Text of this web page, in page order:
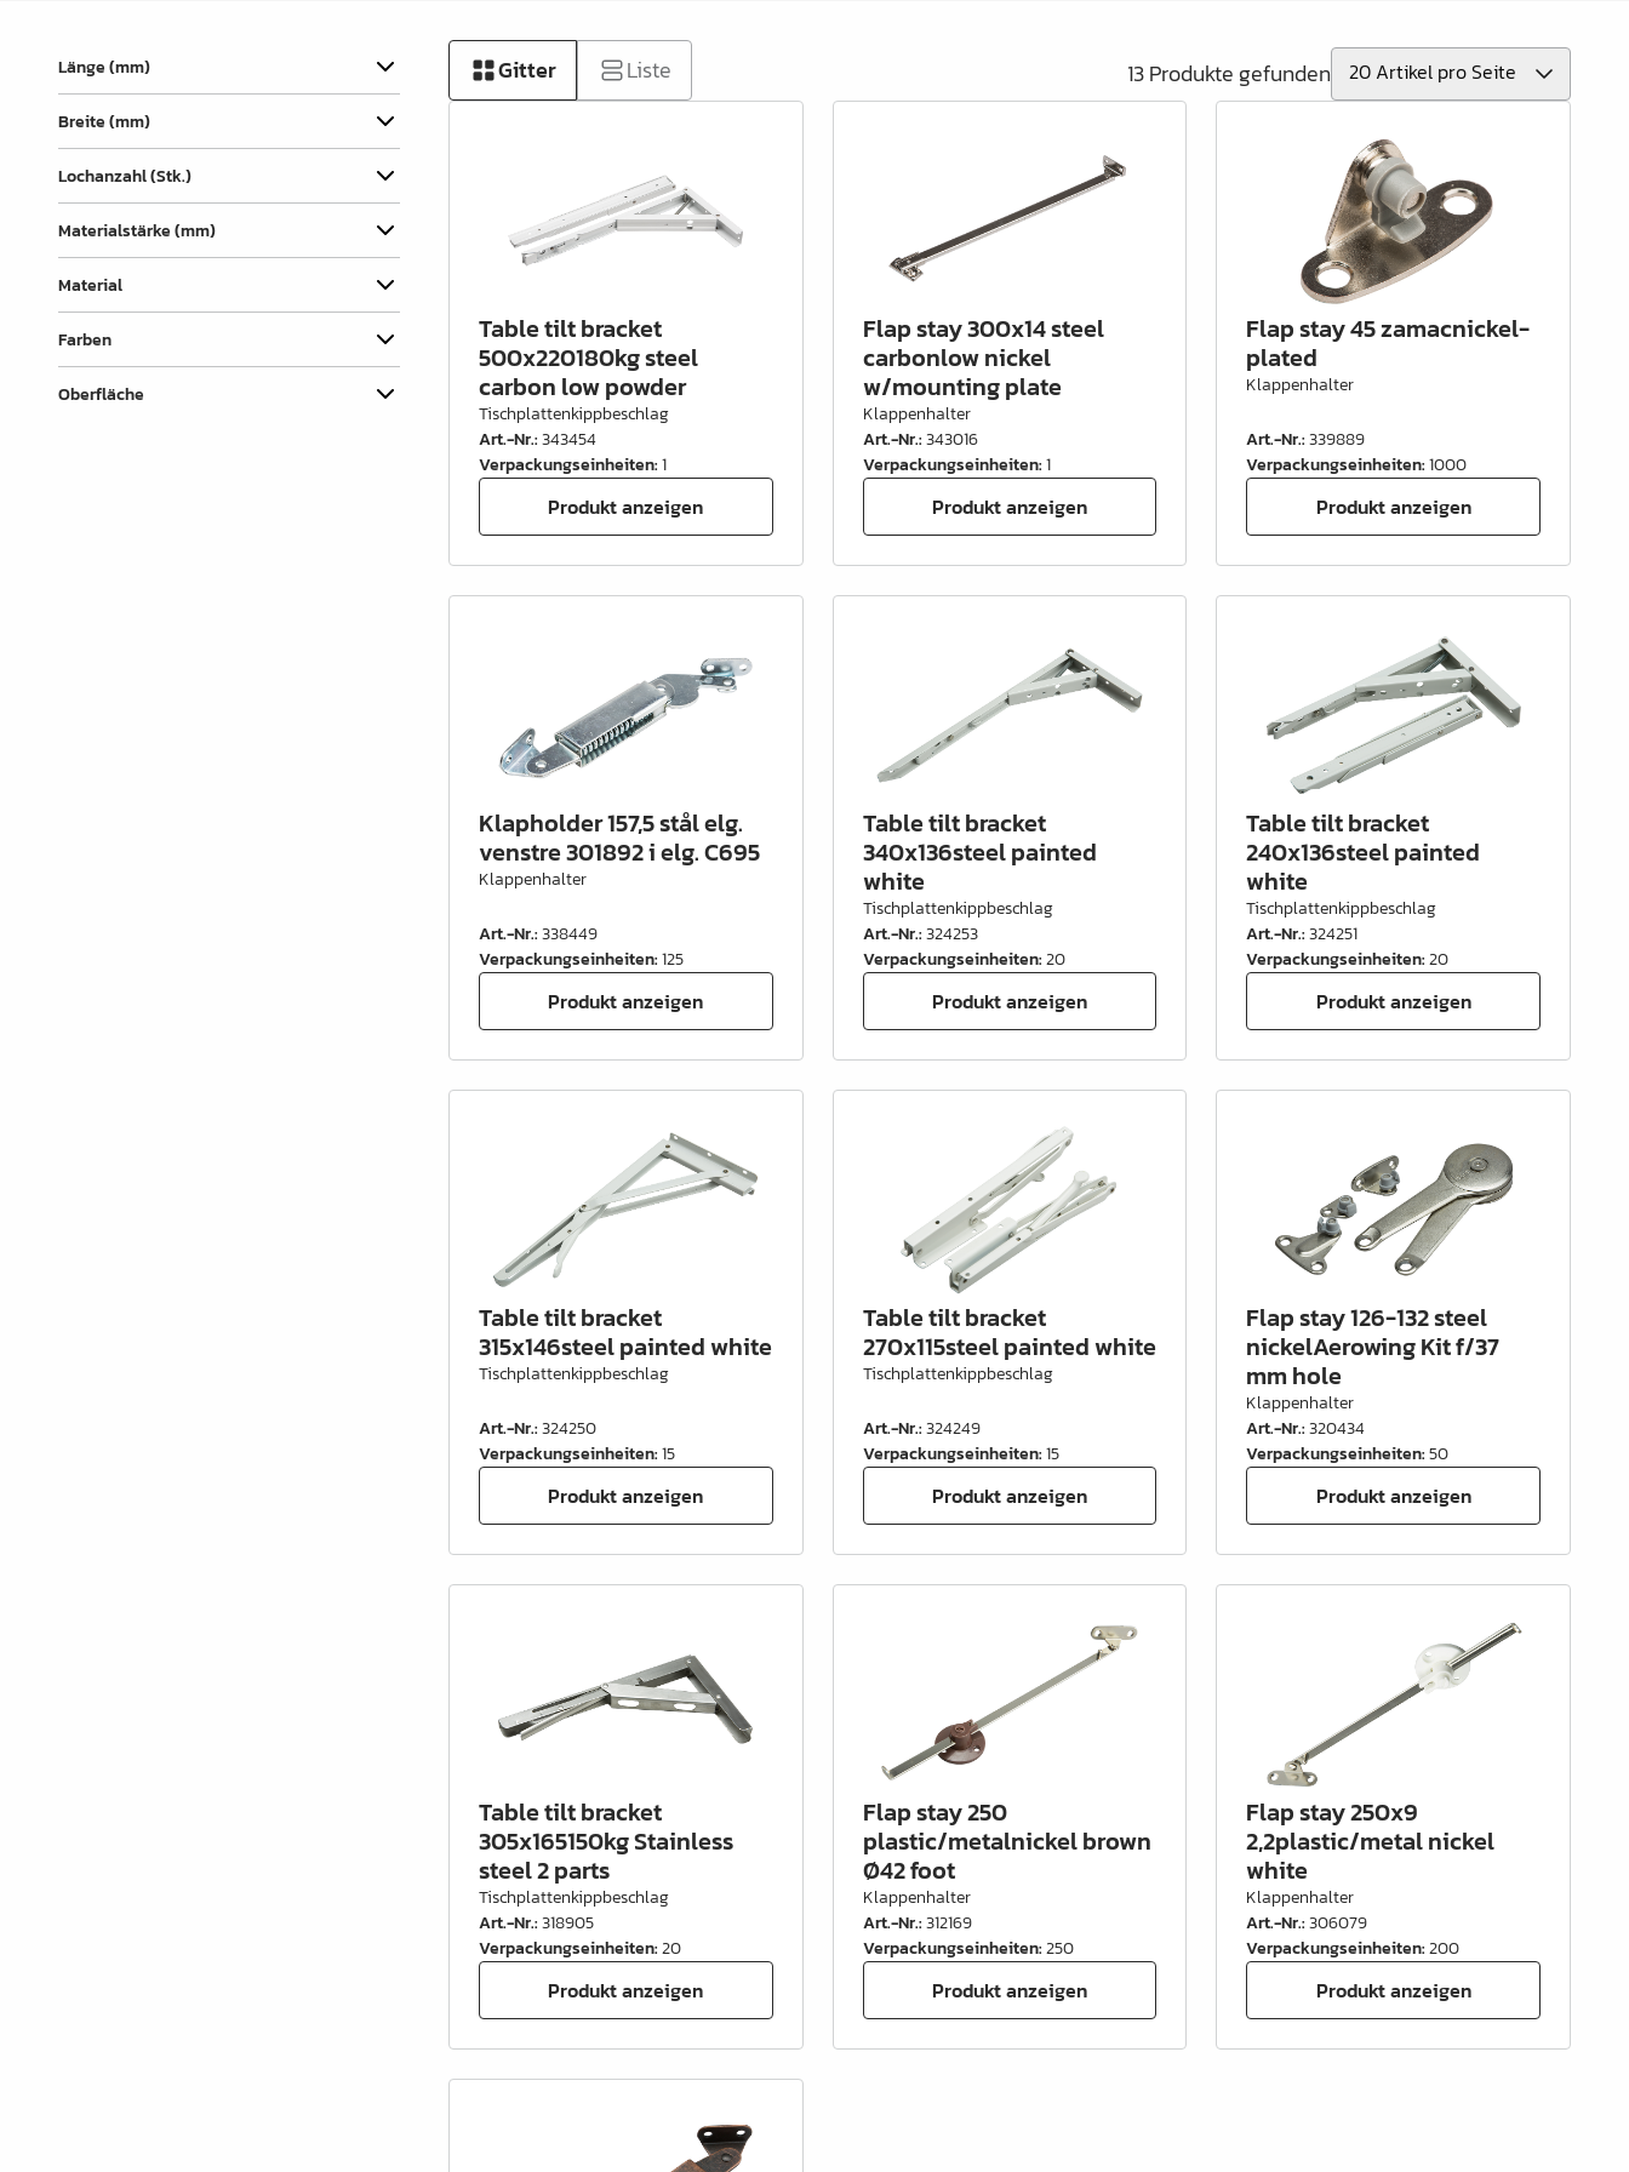
Auszüge &
Schubkastenteile
Scharniere & Türbeschläge
Beine, Füsse &
Untergestelle
Filz, Gleitnägel & Anschläge
Drahtware
Länge (mm)
Breite (mm)
Lochanzahl (Stk.)
Materialstärke (mm)
Material
Farben
Oberfläche
Liste
Gitter 13 Produkte gefunden
Table tilt bracket
500x220180kg steel
carbon low powder
Tischplattenkippbeschlag
Art.-Nr.:343454
Verpackungseinheiten:1
Produkt anzeigen
Flap stay 300x14 steel
carbonlow nickel
w/mounting plate
Klappenhalter
Art.-Nr.:343016
Verpackungseinheiten:1
Produkt anzeigen
Flap stay 45 zamacnickel-
plated
Klappenhalter
Art.-Nr.:339889
Verpackungseinheiten:1000
Produkt anzeigen
Klapholder 157,5 stål elg.
venstre 301892 i elg. C695
Klappenhalter
Art.-Nr.:338449
Verpackungseinheiten:125
Produkt anzeigen
Table tilt bracket
340x136steel painted
white
Tischplattenkippbeschlag
Art.-Nr.:324253
Verpackungseinheiten:20
Produkt anzeigen
Table tilt bracket
240x136steel painted
white
Tischplattenkippbeschlag
Art.-Nr.:324251
Verpackungseinheiten:20
Produkt anzeigen
Table tilt bracket
315x146steel painted white
Tischplattenkippbeschlag
Art.-Nr.:324250
Verpackungseinheiten:15
Produkt anzeigen
Table tilt bracket
270x115steel painted white
Tischplattenkippbeschlag
Art.-Nr.:324249
Verpackungseinheiten:15
Produkt anzeigen
Flap stay 126-132 steel
nickelAerowing Kit f/37
mm hole
Klappenhalter
Art.-Nr.:320434
Verpackungseinheiten:50
Produkt anzeigen
Table tilt bracket
305x165150kg Stainless
steel 2 parts
Tischplattenkippbeschlag
Art.-Nr.:318905
Verpackungseinheiten:20
Produkt anzeigen
Flap stay 250
plastic/metalnickel brown
Ø42 foot
Klappenhalter
Art.-Nr.:312169
Verpackungseinheiten:250
Produkt anzeigen
Flap stay 250x9
2,2plastic/metal nickel
white
Klappenhalter
Art.-Nr.:306079
Verpackungseinheiten:200
Produkt anzeigen